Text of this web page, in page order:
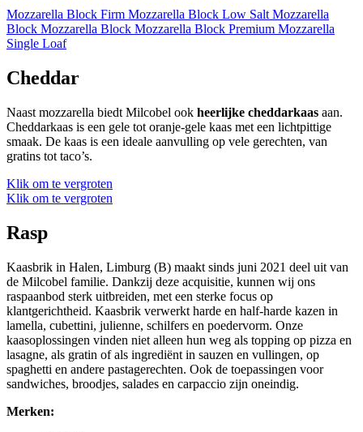
Mozzarella Block Firm Mozzarella Block Low Salt Mozzarella
Block Mozzarella Block Mozzarella Block Premium Mozzarella
Single Loaf
Cheddar
Naast mozzarella biedt Milcobel ook heerlijke cheddarkaas aan.
Cheddarkaas is een gele tot oranje-gele kaas met een lichtpittige
smaak. De kaas is een ideale aanvulling op vele gerechten, van
gratins tot taco’s.
Klik om te vergroten
Klik om te vergroten
Rasp
Kaasbrik in Halen, Limburg (B) maakt sinds juni 2021 deel uit van
de Milcobel familie. Dankzij deze acquisitie, kunnen wij ons
raspaanbod sterk uitbreiden, met een sterke focus op
klantgerichtheid. Kaasbrik verwerkt harde en half-harde kazen in
lamella, cubettini, julienne, schilfers en poedervorm. Onze
kaasoplossingen vinden niet alleen hun weg als topping op pizza en
lasagne, als gratin of als ingrediënt in sauzen en vullingen, op
spaghetti en andere pastagerechten. Ook de toepassingen voor
sandwiches, broodjes, salades en carpaccio zijn oneindig.
Merken: